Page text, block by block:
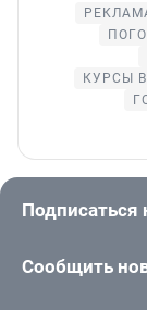
КУРСЫ
Подписаться
Сообщить